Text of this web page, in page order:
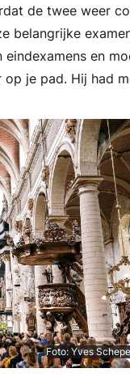
de twee weer
belangrijke
en
je pad. Hij had
Foto: Yves